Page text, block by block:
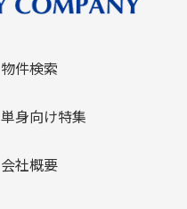
物件検索
単身向け特集
会社概要